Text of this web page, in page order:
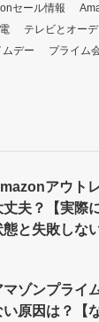
セール情報
テレビとオー
ムデー
プライム
アウト
丈夫？【実際
態と失敗しな
マゾンプライ
い原因は？【